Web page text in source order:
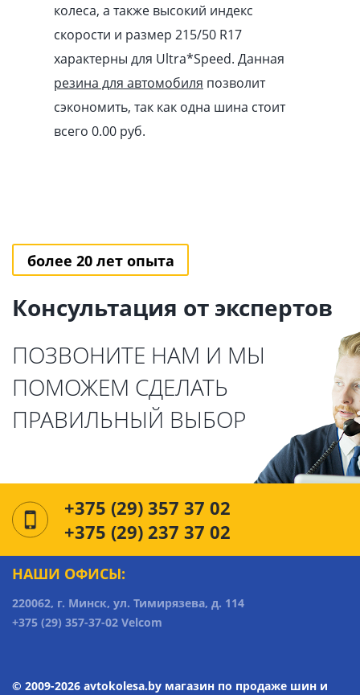
колеса, а также высокий индекс
скорости и размер 215/50 R17
характерны для Ultra*Speed. Данная
резина для автомобиля позволит
сэкономить, так как одна шина стоит
всего 0.00 pуб.
более 20 лет опыта
Консультация от экспертов
ПОЗВОНИТЕ НАМ И МЫ
ПОМОЖЕМ СДЕЛАТЬ
ПРАВИЛЬНЫЙ ВЫБОР
+375 (29) 357 37 02
+375 (29) 237 37 02
НАШИ ОФИСЫ:
220062, г. Минск, ул. Тимирязева, д. 114
+375 (29) 357-37-02 Velcom
© 2009-2026 avtokolesa.by магазин по продаже шин и